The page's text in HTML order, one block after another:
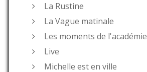
La Rustine
La Vague matinale
Les moments de l'académie
Live
Michelle est en ville